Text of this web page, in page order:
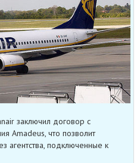
заключил договор с
Amadeus, что позволит
агентства, подключенные к